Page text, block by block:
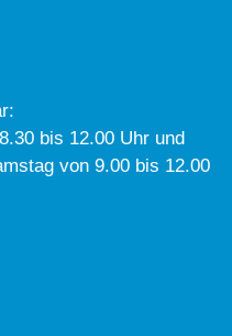
bis 12.00 Uhr und
von 9.00 bis 12.00